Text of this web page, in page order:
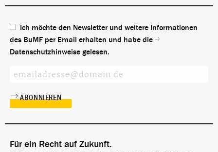
Ich möchte den Newsletter und weitere Informationen
des BuMF per Email erhalten und habe die
Datenschutzhinweise gelesen.
Für ein Recht auf Zukunft.